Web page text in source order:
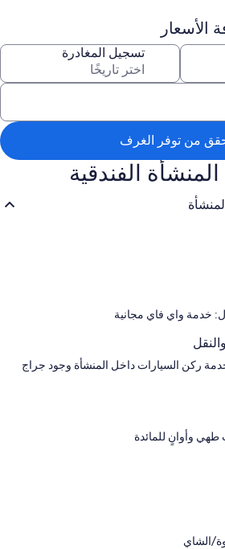
الأسعار
تسجيل المغادرة
من توفر الغرف
الفندقية
خدمة واي فاي مجانية
ركن السيارات داخل المنشأة وجود جراج
طهي وأوانٍ للمائدة
الشاي